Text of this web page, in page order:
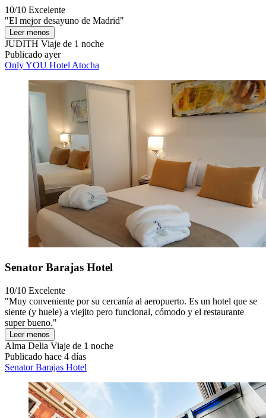
10/10 Excelente
"El mejor desayuno de Madrid"
Leer menos
JUDITH Viaje de 1 noche
Publicado ayer
Only YOU Hotel Atocha
Senator Barajas Hotel
10/10 Excelente
"Muy conveniente por su cercanía al aeropuerto. Es un hotel que se
siente (y huele) a viejito pero funcional, cómodo y el restaurante
super bueno."
Leer menos
Alma Delia Viaje de 1 noche
Publicado hace 4 días
Senator Barajas Hotel